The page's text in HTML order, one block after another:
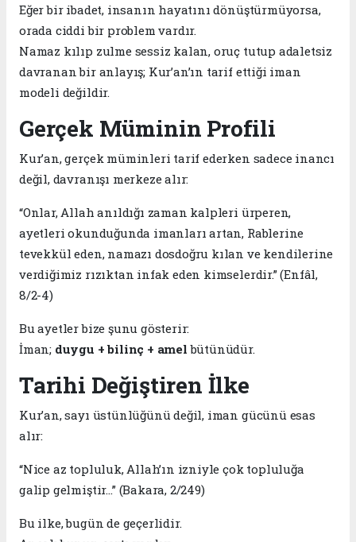
Eğer bir ibadet, insanın hayatını dönüştürmüyorsa,
orada ciddi bir problem vardır.
Namaz kılıp zulme sessiz kalan, oruç tutup adaletsiz
davranan bir anlayış; Kur’an’ın tarif ettiği iman
modeli değildir.
Gerçek Müminin Profili
Kur’an, gerçek müminleri tarif ederken sadece inancı
değil, davranışı merkeze alır:
“Onlar, Allah anıldığı zaman kalpleri ürperen,
ayetleri okunduğunda imanları artan, Rablerine
tevekkül eden, namazı dosdoğru kılan ve kendilerine
verdiğimiz rızıktan infak eden kimselerdir.” (Enfâl,
8/2-4)
Bu ayetler bize şunu gösterir:
İman; duygu + bilinç + amel bütünüdür.
Tarihi Değiştiren İlke
Kur’an, sayı üstünlüğünü değil, iman gücünü esas
alır:
“Nice az topluluk, Allah’ın izniyle çok topluluğa
galip gelmiştir…” (Bakara, 2/249)
Bu ilke, bugün de geçerlidir.